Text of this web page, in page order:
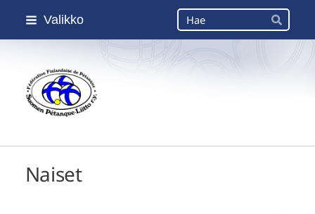
Siirry
Valikko Haku
Hae
Suomen Petanque-Liitto
Naiset